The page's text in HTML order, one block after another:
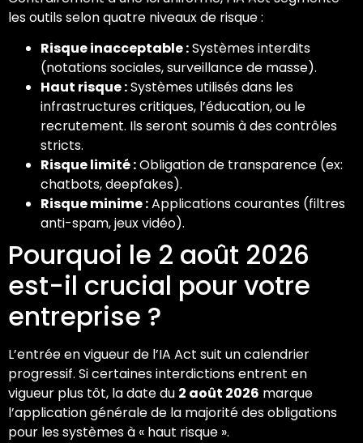
les outils selon quatre niveaux de risque :
Risque inacceptable :Systèmes interdits
(notations sociales, surveillance de masse).
Haut risque :Systèmes utilisés dans les
infrastructures critiques, l’éducation, ou le
recrutement. Ils seront soumis à des contrôles
stricts.
Risque limité :Obligation de transparence (ex:
chatbots, deepfakes).
Risque minime :Applications courantes (filtres
anti-spam, jeux vidéo).
Pourquoi le 2 août 2026
est-il crucial pour votre
entreprise ?
L’entrée en vigueur de l’IA Act suit un calendrier
progressif. Si certaines interdictions entrent en
vigueur plus tôt, la date du 2 août 2026 marque
l’application générale de la majorité des obligations
pour les systèmes à « haut risque ».